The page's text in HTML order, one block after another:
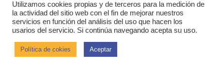
Tienda
Noticias
Utilizamos cookies propias y de terceros para la medición de
la actividad del sitio web con el fin de mejorar nuestros
servicios en función del análisis del uso que hacen los
usarios del servicio. Si continúa navegando acepta su uso.
Política de cokies Aceptar